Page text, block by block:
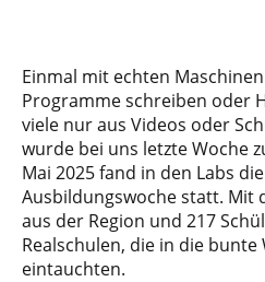
Einmal mit echten
Programme schreiben oder
viele nur aus Videos oder
wurde bei uns letzte Woche
Mai 2025 fand in den Labs
Ausbildungswoche statt. Mit
aus der Region und 217
Realschulen, die in die bunte
eintauchten.